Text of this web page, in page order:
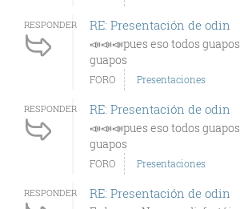
RESPONDER RE: Presentación de odin
📣📣📣pues eso todos guapos
guapos
FORO Presentaciones
RESPONDER RE: Presentación de odin
📣📣📣pues eso todos guapos
guapos
FORO Presentaciones
RESPONDER RE: Presentación de odin